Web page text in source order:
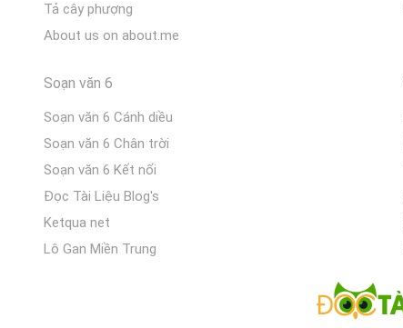
Tả cây phượng
About us on about.me
Soạn văn 6
Soạn văn 6 Cánh diều
Soạn văn 6 Chân trời
Soạn văn 6 Kết nối
Đọc Tài Liệu Blog's
Ketqua net
Lô Gan Miền Trung